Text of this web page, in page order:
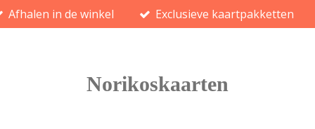
Afhalen in de winkel Exclusieve kaartpakketten
Norikoskaarten